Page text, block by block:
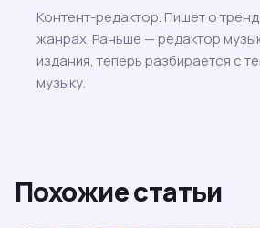
Контент-редактор. Пишет о
жанрах. Раньше — редактор
издания, теперь разбирается с
музыку.
Похожие статьи